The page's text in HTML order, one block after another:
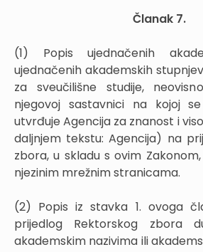
Članak 7.
(1) Popis ujednačenih
ujednačenih akademskih
za sveučilišne studije,
njegovoj sastavnici na kojoj
utvrđuje Agencija za znanost i
daljnjem tekstu: Agencija) na
zbora, u skladu s ovim
njezinim mrežnim stranicama.
(2) Popis iz stavka 1. ovoga
prijedlog Rektorskog zbora
akademskim nazivima ili